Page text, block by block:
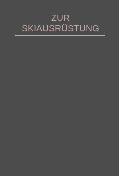
ZUR
SKIAUSRÜSTUNG